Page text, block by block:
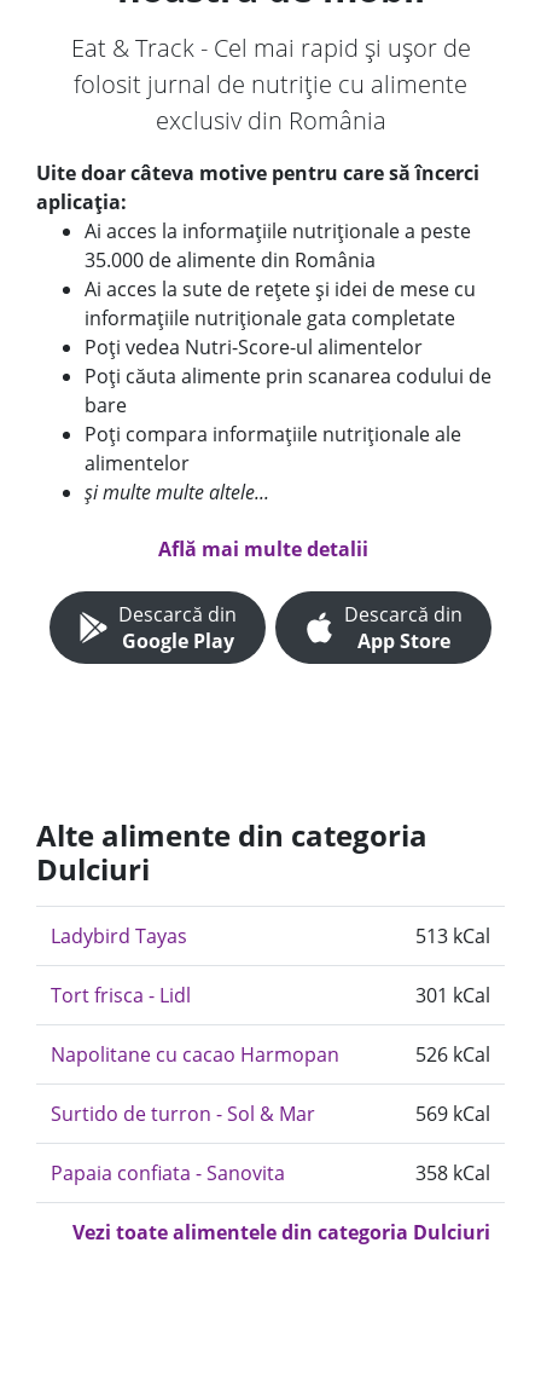
Eat & Track - Cel mai rapid și ușor de
folosit jurnal de nutriție cu alimente
exclusiv din România
Uite doar câteva motive pentru care să încerci
aplicația:
Ai acces la informațiile nutriționale a peste
35.000 de alimente din România
Ai acces la sute de rețete și idei de mese cu
informațiile nutriționale gata completate
Poți vedea Nutri-Score-ul alimentelor
Poți căuta alimente prin scanarea codului de
bare
Poți compara informațiile nutriționale ale
alimentelor
și multe multe altele...
Află mai multe detalii
Descarcă din
Google Play
Descarcă din
App Store
Alte alimente din categoria
Dulciuri
Ladybird Tayas 513 kCal
Tort frisca - Lidl 301 kCal
Napolitane cu cacao Harmopan 526 kCal
Surtido de turron - Sol & Mar 569 kCal
Papaia confiata - Sanovita 358 kCal
Vezi toate alimentele din categoria Dulciuri